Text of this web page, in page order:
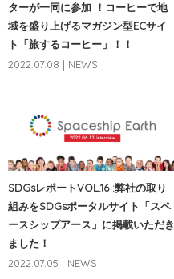
ターが一同に参加 ！コーヒーで地
域を盛り上げるマガジン型ECサイ
ト「旅するコーヒー」！！
2022.07.08 | NEWS
SDGsレポートVOL.16 :弊社の取り
組みをSDGsポータルサイト「スペ
ースシップアース」に掲載いただき
ました！
2022.07.05 | NEWS